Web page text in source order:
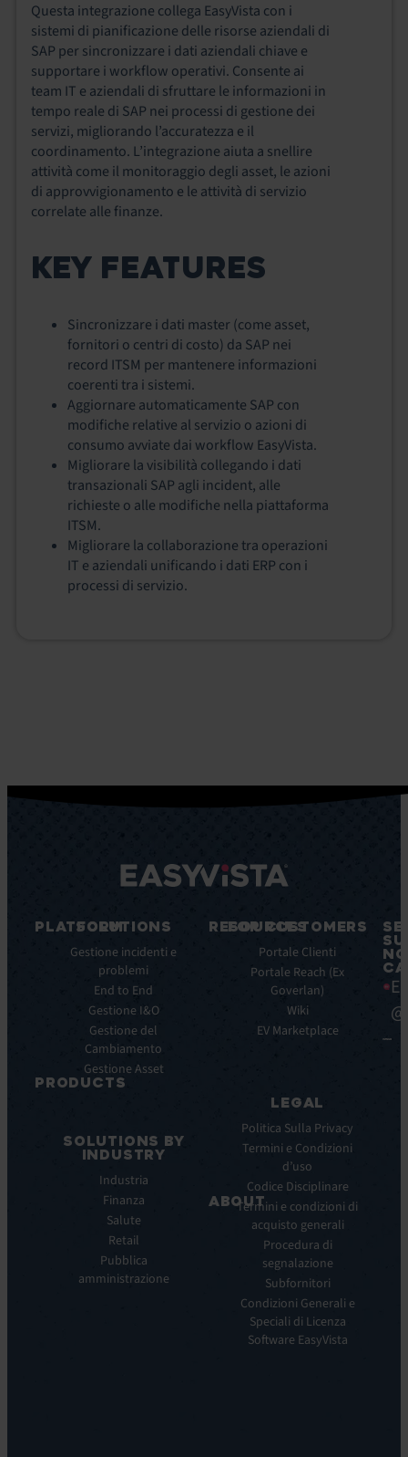
Questa integrazione collega EasyVista con i
sistemi di pianificazione delle risorse aziendali di
SAP per sincronizzare i dati aziendali chiave e
supportare i workflow operativi. Consente ai
team IT e aziendali di sfruttare le informazioni in
tempo reale di SAP nei processi di gestione dei
servizi, migliorando l’accuratezza e il
coordinamento. L’integrazione aiuta a snellire
attività come il monitoraggio degli asset, le azioni
di approvvigionamento e le attività di servizio
correlate alle finanze.
KEY FEATURES
Sincronizzare i dati master (come asset,
fornitori o centri di costo) da SAP nei
record ITSM per mantenere informazioni
coerenti tra i sistemi.
Aggiornare automaticamente SAP con
modifiche relative al servizio o azioni di
consumo avviate dai workflow EasyVista.
Migliorare la visibilità collegando i dati
transazionali SAP agli incident, alle
richieste o alle modifiche nella piattaforma
ITSM.
Migliorare la collaborazione tra operazioni
IT e aziendali unificando i dati ERP con i
processi di servizio.
PLATFORM
Caratteristiche
principali
principali
Integrazioni
PRODUCTS
Service
Manager
Experience
Monitoring:
SOLUTIONS
Gestione incidenti e
problemi
End to End
Gestione I&O
Gestione del
Cambiamento
Gestione Asset
SOLUTIONS BY
INDUSTRY
Industria
Finanza
Salute
Retail
Pubblica
amministrazione
RESOURCES
Ebook
Whitepaper
Study
Comunicati
stampa
ABOUT
visione
nostra
FOR CUSTOMERS
Portale Clienti
Portale Reach (Ex
Goverlan)
Wiki
EV Marketplace
LEGAL
Politica Sulla Privacy
Termini e Condizioni
d’uso
Codice Disciplinare
Termini e condizioni di
acquisto generali
Procedura di
segnalazione
Subfornitori
Condizioni Generali e
Speciali di Licenza
Software EasyVista